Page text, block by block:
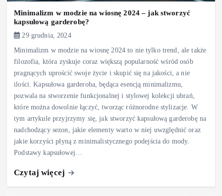
Minimalizm w modzie na wiosnę 2024 – jak stworzyć
kapsułową garderobę?
29 grudnia, 2024
Minimalizm w modzie na wiosnę 2024 to nie tylko trend, ale także
filozofia, która zyskuje coraz większą popularność wśród osób
pragnących uprościć swoje życie i skupić się na jakości, a nie
ilości. Kapsułowa garderoba, będąca esencją minimalizmu,
pozwala na stworzenie funkcjonalnej i stylowej kolekcji ubrań,
które można dowolnie łączyć, tworząc różnorodne stylizacje. W
tym artykule przyjrzymy się, jak stworzyć kapsułową garderobę na
nadchodzący sezon, jakie elementy warto w niej uwzględnić oraz
jakie korzyści płyną z minimalistycznego podejścia do mody.
Podstawy kapsułowej…
Czytaj więcej